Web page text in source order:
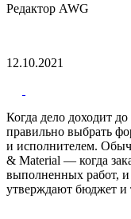
Редактор AWG
12.10.2021
Когда дело доходит
правильно выбрать
и исполнителем.
& Material — когда
выполненных работ,
утверждают бюджет и